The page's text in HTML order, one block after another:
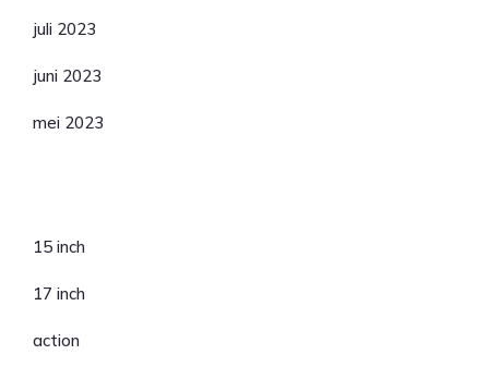
juli 2023
juni 2023
mei 2023
15 inch
17 inch
action